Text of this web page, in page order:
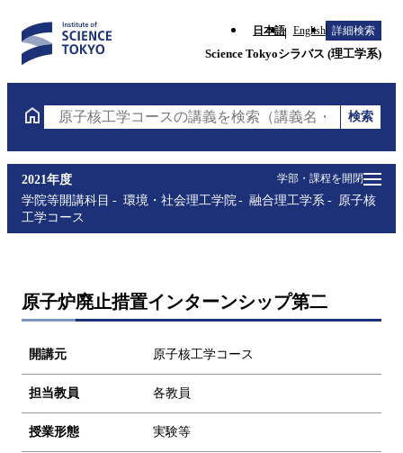
日本語 English 詳細検索
Science Tokyoシラバス (理工学系)
原子核工学コースの講義を検索（講義名・科目コード
検索
学部・課程を開閉
2021年度
学院等開講科目
環境・社会理工学院 融合理工学系
原子核
工学コース
原子炉廃止措置インターンシップ第二
開講元 原子核工学コース
担当教員 各教員
授業形態 実験等